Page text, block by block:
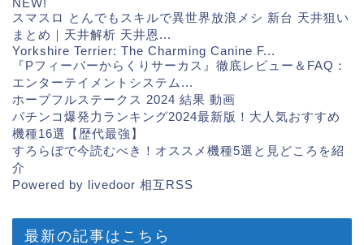
NEW!
スマスロ とんでもスキルで異世界放浪メシ 新台 天井狙い
まとめ｜天井解析 天井恩...
Yorkshire Terrier: The Charming Canine F...
『Pフィーバーからくりサーカス』徹底レビュー＆FAQ：
エンターテイメントシステム...
ホープフルステークス 2024 結果 動画
パチンコ爆発力ランキング2024最新版！大人気おすすめ
機種16選【歴代最強】
すろらぼで今読むべき！オススメ機種5選と見どころを紹
介
Powered by livedoor 相互RSS
最新の記事はこちら